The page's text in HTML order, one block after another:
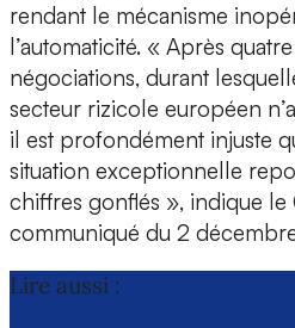
rendant le mécanisme
l’automaticité. « Après
négociations, durant
secteur rizicole européen
il est profondément injuste
situation exceptionnelle
chiffres gonflés », indique
communiqué du 2
Lire aussi :